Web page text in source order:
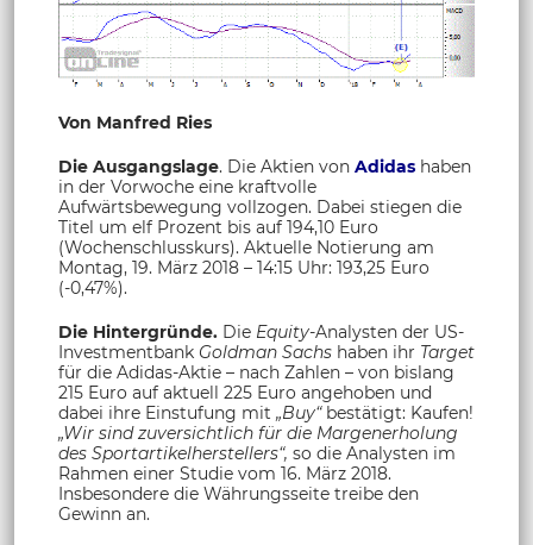
Von Manfred Ries
Die Ausgangslage. Die Aktien von Adidas haben
in der Vorwoche eine kraftvolle
Aufwärtsbewegung vollzogen. Dabei stiegen die
Titel um elf Prozent bis auf 194,10 Euro
(Wochenschlusskurs). Aktuelle Notierung am
Montag, 19. März 2018 – 14:15 Uhr: 193,25 Euro
(-0,47%).
Die Hintergründe. Die Equity-Analysten der US-
Investmentbank Goldman Sachs haben ihr Target
für die Adidas-Aktie – nach Zahlen – von bislang
215 Euro auf aktuell 225 Euro angehoben und
dabei ihre Einstufung mit „Buy“ bestätigt: Kaufen!
„Wir sind zuversichtlich für die Margenerholung
des Sportartikelherstellers“, so die Analysten im
Rahmen einer Studie vom 16. März 2018.
Insbesondere die Währungsseite treibe den
Gewinn an.